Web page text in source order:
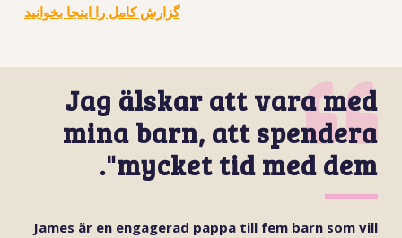
گزارش کامل را اینجا بخوانید
Jag älskar att vara med
mina barn, att spendera
mycket tid med dem".
James är en engagerad pappa till fem barn som vill